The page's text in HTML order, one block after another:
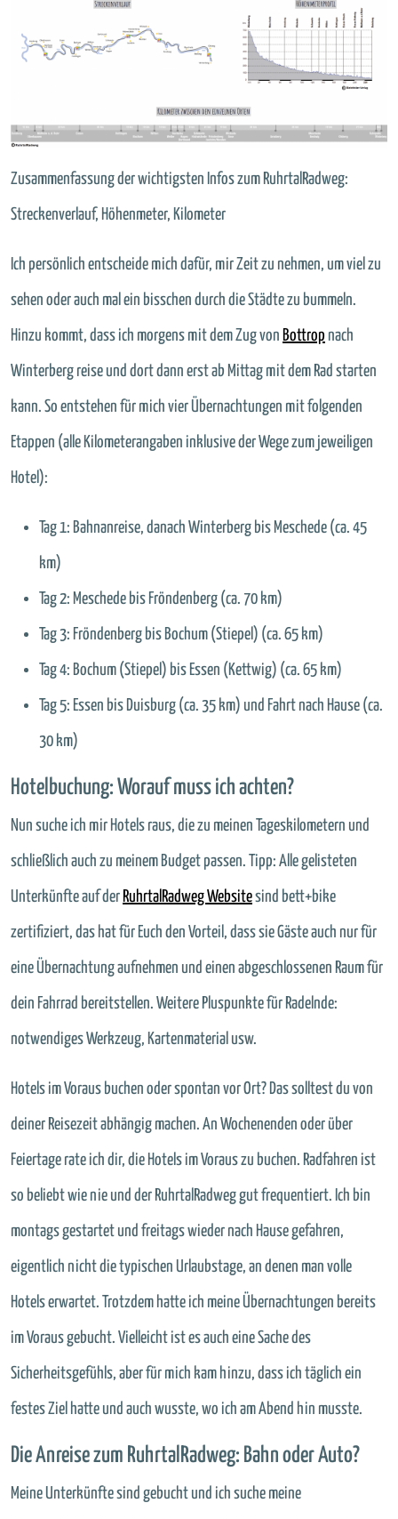
Zusammenfassung der wichtigsten Infos zum RuhrtalRadweg:
Streckenverlauf, Höhenmeter, Kilometer
Ich persönlich entscheide mich dafür, mir Zeit zu nehmen, um viel zu
sehen oder auch mal ein bisschen durch die Städte zu bummeln.
Hinzu kommt, dass ich morgens mit dem Zug von Bottrop nach
Winterberg reise und dort dann erst ab Mittag mit dem Rad starten
kann. So entstehen für mich vier Übernachtungen mit folgenden
Etappen (alle Kilometerangaben inklusive der Wege zum jeweiligen
Hotel):
Tag 1: Bahnanreise, danach Winterberg bis Meschede (ca. 45
km)
Tag 2: Meschede bis Fröndenberg (ca. 70 km)
Tag 3: Fröndenberg bis Bochum (Stiepel) (ca. 65 km)
Tag 4: Bochum (Stiepel) bis Essen (Kettwig) (ca. 65 km)
Tag 5: Essen bis Duisburg (ca. 35 km) und Fahrt nach Hause (ca.
30 km)
Hotelbuchung: Worauf muss ich achten?
Nun suche ich mir Hotels raus, die zu meinen Tageskilometern und
schließlich auch zu meinem Budget passen. Tipp: Alle gelisteten
Unterkünfte auf der RuhrtalRadweg Websitesind bett+bike
zertifiziert, das hat für Euch den Vorteil, dass sie Gäste auch nur für
eine Übernachtung aufnehmen und einen abgeschlossenen Raum für
dein Fahrrad bereitstellen. Weitere Pluspunkte für Radelnde:
notwendiges Werkzeug, Kartenmaterial usw.
Hotels im Voraus buchen oder spontan vor Ort? Das solltest du von
deiner Reisezeit abhängig machen. An Wochenenden oder über
Feiertage rate ich dir, die Hotels im Voraus zu buchen. Radfahren ist
so beliebt wie nie und der RuhrtalRadweg gut frequentiert. Ich bin
montags gestartet und freitags wieder nach Hause gefahren,
eigentlich nicht die typischen Urlaubstage, an denen man volle
Hotels erwartet. Trotzdem hatte ich meine Übernachtungen bereits
im Voraus gebucht. Vielleicht ist es auch eine Sache des
Sicherheitsgefühls, aber für mich kam hinzu, dass ich täglich ein
festes Ziel hatte und auch wusste, wo ich am Abend hin musste.
Die Anreise zum RuhrtalRadweg: Bahn oder Auto?
Meine Unterkünfte sind gebucht und ich suche meine